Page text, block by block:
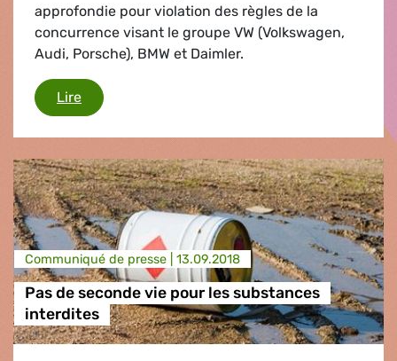
approfondie pour violation des règles de la
concurrence visant le groupe VW (Volkswagen,
Audi, Porsche), BMW et Daimler.
LireLa Concurrence à la rescousse de l'intérêt
Communiqué de presse | 13.09.2018
Pas de seconde vie pour les substances
interdites